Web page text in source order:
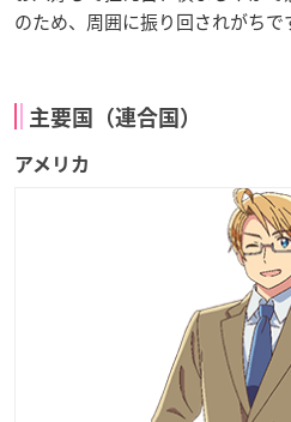
のため、周囲に振り回されがちで
主要国（連合国）
アメリカ